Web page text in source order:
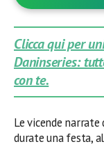
Clicca qui per
Daninseries:
con te.
Le vicende
durate una festa,